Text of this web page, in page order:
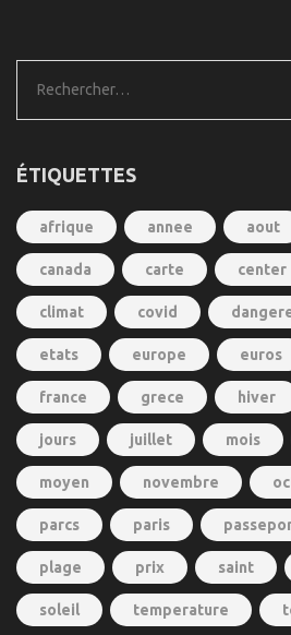
Rechercher :
ÉTIQUETTES
afrique annee aout
canada carte center
climat covid
etats europe euros
france grece hiver
jours juillet mois
moyen novembre
parcs paris
plage prix saint
soleil temperature